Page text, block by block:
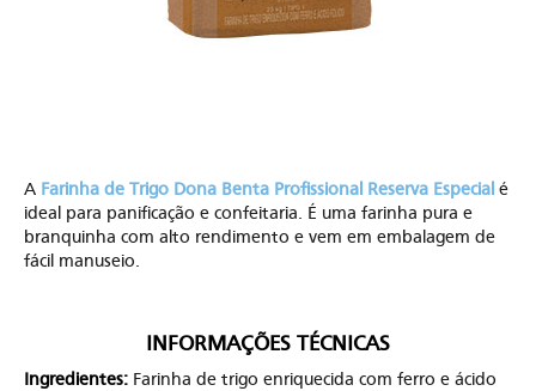
A Farinha de Trigo Dona Benta Profissional Reserva Especial é
ideal para panificação e confeitaria. É uma farinha pura e
branquinha com alto rendimento e vem em embalagem de
fácil manuseio.
INFORMAÇÕES TÉCNICAS
Ingredientes: Farinha de trigo enriquecida com ferro e ácido